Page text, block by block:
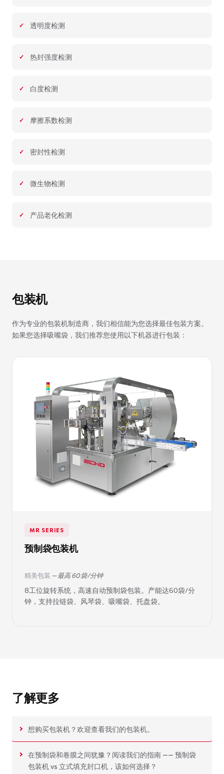
透明度检测
热封强度检测
白度检测
摩擦系数检测
密封性检测
微生物检测
产品老化检测
包装机
作为专业的包装机制造商，我们相信能为您选择最佳包装方案。
如果您选择吸嘴袋，我们推荐您使用以下机器进行包装：
MR SERIES
预制袋包装机
精美包装 — 最高 60 袋/分钟
8工位旋转系统，高速自动预制袋包装。产能达60袋/分
钟，支持拉链袋、风琴袋、吸嘴袋、托盘袋。
了解更多
想购买包装机？欢迎查看我们的包装机。
在预制袋和卷膜之间犹豫？阅读我们的指南 —— 预制袋
包装机 vs 立式填充封口机，该如何选择？